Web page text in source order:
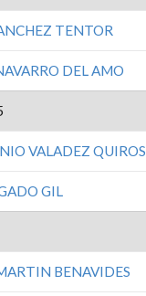
TENTOR
DEL AMO
VALADEZ QUIROS
GIL
BENAVIDES